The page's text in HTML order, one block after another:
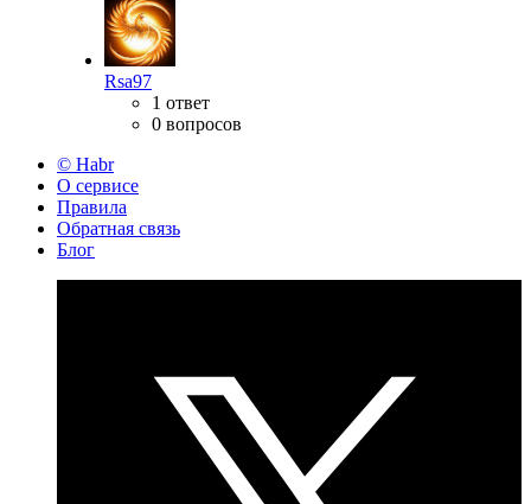
Rsa97
1 ответ
0 вопросов
© Habr
О сервисе
Правила
Обратная связь
Блог